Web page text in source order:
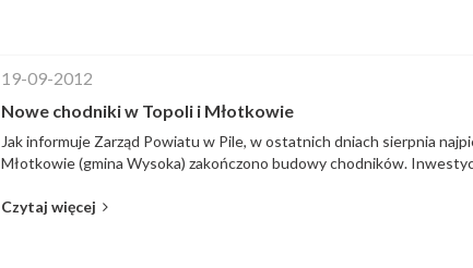
19-09-2012
Nowe chodniki w Topoli i Młotkowie
Jak informuje Zarząd Powiatu w Pile, w ostatnich dniach sierpnia
Młotkowie (gmina Wysoka) zakończono budowy chodników.
Czytaj więcej